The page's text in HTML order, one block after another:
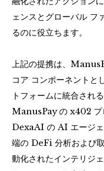
ェンスとグローバル フ
るのに役立ちます。
上記の提携は、
コア コンポーネント
トフォームに統合され
ManusPay の x402 プ
DexaAI の AI エージェ
端の DeFi 分析および
動化されたインテリジ